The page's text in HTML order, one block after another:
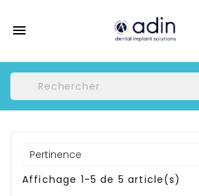

Pertinence
Affichage 1-5 de 5 article(s)